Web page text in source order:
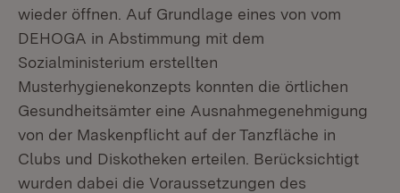
wieder öffnen. Auf Grundlage eines von vom
DEHOGA in Abstimmung mit dem
Sozialministerium erstellten
Musterhygienekonzepts konnten die örtlichen
Gesundheitsämter eine Ausnahmegenehmigung
von der Maskenpflicht auf der Tanzfläche in
Clubs und Diskotheken erteilen. Berücksichtigt
wurden dabei die Voraussetzungen des